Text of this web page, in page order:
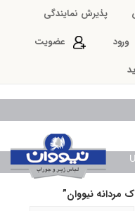
پذیرش نمایندگی
ورود
عضویت
نیووان”